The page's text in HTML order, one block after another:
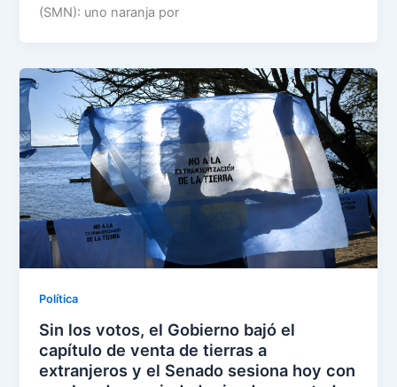
(SMN): uno naranja por
Política
Sin los votos, el Gobierno bajó el
capítulo de venta de tierras a
extranjeros y el Senado sesiona hoy con